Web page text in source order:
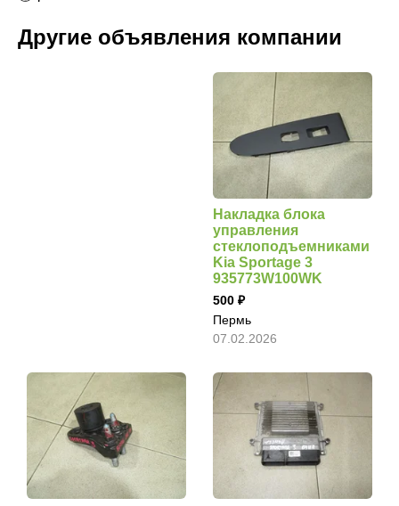
Другие объявления компании
Накладка блока
управления
стеклоподъемниками
Kia Sportage 3
935773W100WK
500
Пермь
07.02.2026